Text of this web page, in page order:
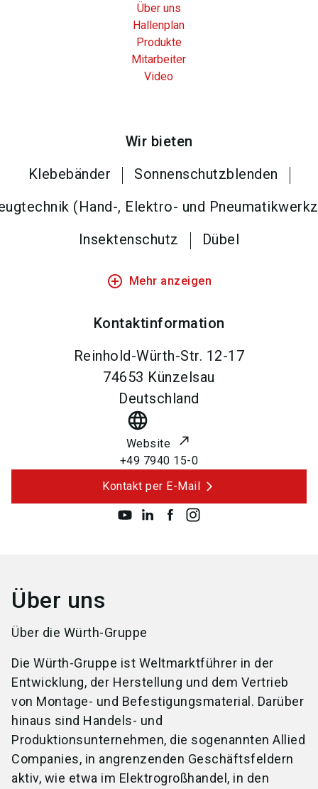
Über uns
Hallenplan
Produkte
Mitarbeiter
Video
Wir bieten
Klebebänder
Sonnenschutzblenden
(Hand-, Elektro- und
Insektenschutz
Dübel
add_circle_outline Mehr anzeigen
Kontaktinformation
Reinhold-Würth-Str. 12-17
74653 Künzelsau
Deutschland
language
Website
+49 7940 15-0
Kontakt per E-Mail
Über uns
Über die Würth-Gruppe
Die Würth-Gruppe ist Weltmarktführer in der
Entwicklung, der Herstellung und dem Vertrieb
von Montage- und Befestigungsmaterial. Darüber
hinaus sind Handels- und
Produktionsunternehmen, die sogenannten Allied
Companies, in angrenzenden Geschäftsfeldern
aktiv, wie etwa im Elektrogroßhandel, in den